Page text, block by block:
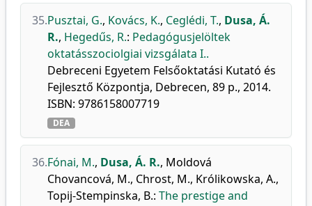
35.Pusztai, G., Kovács, K., Ceglédi, T., Dusa, Á.
R., Hegedűs, R.: Pedagógusjelöltek
oktatásszociolgiai vizsgálata I..
Debreceni Egyetem Felsőoktatási Kutató és
Fejlesztő Központja, Debrecen, 89 p., 2014.
ISBN: 9786158007719
DEA
36.Fónai, M., Dusa, Á. R., Moldová
Chovancová, M., Chrost, M., Królikowska, A.,
Topij-Stempinska, B.: The prestige and